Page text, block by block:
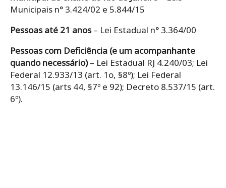
Municipais n° 3.424/02 e 5.844/15
Pessoas até 21 anos– Lei Estadual n° 3.364/00
Pessoas com Deficiência (e um acompanhante
quando necessário) – Lei Estadual RJ 4.240/03; Lei
Federal 12.933/13 (art. 1o, §8º); Lei Federal
13.146/15 (arts 44, §7º e 92); Decreto 8.537/15 (art.
6º).